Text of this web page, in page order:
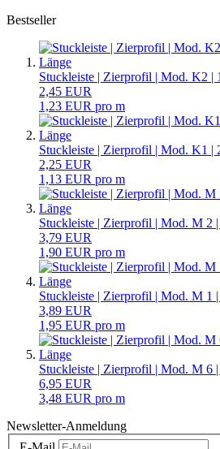
Bestseller
Stuckleiste | Zierprofil | Mod. K2 |
2,45 EUR
1,23 EUR pro m
Stuckleiste | Zierprofil | Mod. K1 |
2,25 EUR
1,13 EUR pro m
Stuckleiste | Zierprofil | Mod. M 2
3,79 EUR
1,90 EUR pro m
Stuckleiste | Zierprofil | Mod. M 1
3,89 EUR
1,95 EUR pro m
Stuckleiste | Zierprofil | Mod. M 6
6,95 EUR
3,48 EUR pro m
Newsletter-Anmeldung